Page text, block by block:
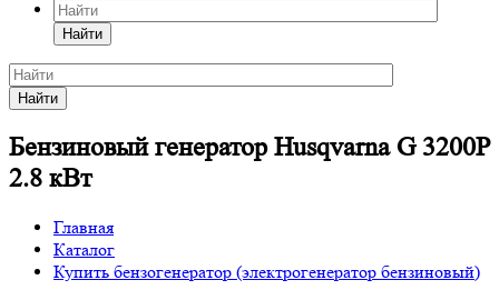
Найти
Найти
Бензиновый генератор Husqvarna G 3200P
2.8 кВт
Главная
Каталог
Купить бензогенератор (электрогенератор бензиновый)